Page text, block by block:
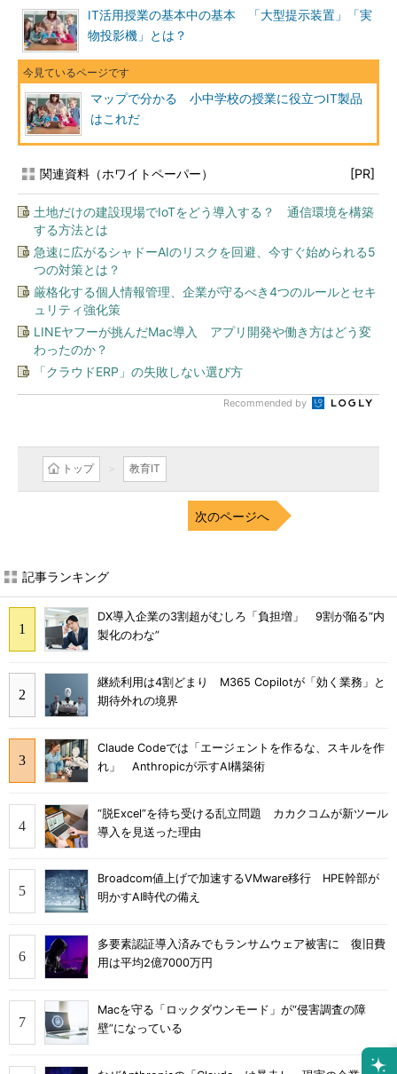
IT活用授業の基本中の基本 「大型提示装置」「実
物投影機」とは？
マップで分かる 小中学校の授業に役立つIT製品
はこれだ
関連資料（ホワイトペーパー） [PR]
土地だけの建設現場でIoTをどう導入する？ 通信環境を構築
する方法とは
急速に広がるシャドーAIのリスクを回避、今すぐ始められる5
つの対策とは？
厳格化する個人情報管理、企業が守るべき4つのルールとセキ
ュリティ強化策
LINEヤフーが挑んだMac導入 アプリ開発や働き方はどう変
わったのか？
「クラウドERP」の失敗しない選び方
Recommended by
トップ 教育IT
次のページへ
記事ランキング
DX導入企業の3割超がむしろ「負担増」 9割が陥る“内
製化のわな”
継続利用は4割どまり M365 Copilotが「効く業務」と
期待外れの境界
Claude Codeでは「エージェントを作るな、スキルを作
れ」 Anthropicが示すAI構築術
“脱Excel”を待ち受ける乱立問題 カカクコムが新ツール
導入を見送った理由
Broadcom値上げで加速するVMware移行 HPE幹部が
明かすAI時代の備え
多要素認証導入済みでもランサムウェア被害に 復旧費
用は平均2億7000万円
Macを守る「ロックダウンモード」が“侵害調査の障
壁”になっている